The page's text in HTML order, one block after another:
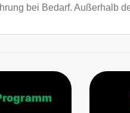
bei Bedarf. Außerhalb